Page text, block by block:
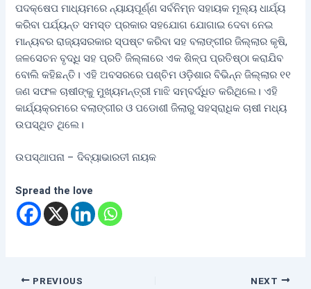
ପଦକ୍ଷେପ ମାଧ୍ୟମରେ ନ୍ୟାୟପୂର୍ଣ୍ଣ ସର୍ବନିମ୍ନ ସହାୟକ ମୂଲ୍ୟ ଧାର୍ଯ୍ୟ
କରିବା ପର୍ଯ୍ୟନ୍ତ ସମସ୍ତ ପ୍ରକାର ସହଯୋଗ ଯୋଗାଇ ଦେବା ନେଇ
ମାନ୍ୟବର ରାଜ୍ୟସରକାର ସ୍ପଷ୍ଟ କରିବା ସହ ବଲାଙ୍ଗୀର ଜିଲ୍ଲାର କୃଷି,
ଜଳସେଚନ ବୃଦ୍ଧି ସହ ପ୍ରତି ଜିଲ୍ଳାରେ ଏକ ଶିଳ୍ପ ପ୍ରତିଷ୍ଠା କରାଯିବ
ବୋଲି କହିଛନ୍ତି। ଏହି ଅବସରରେ ପଶ୍ଚିମ ଓଡ଼ିଶାର ବିଭିନ୍ନ ଜିଲ୍ଲାର ୧୧
ଜଣ ସଫଳ ଚାଷୀଙ୍କୁ ମୁଖ୍ୟମନ୍ତ୍ରୀ ମାଝି ସମ୍ବର୍ଦ୍ଧିତ କରିଥିଲେ। ଏହି
କାର୍ଯ୍ୟକ୍ରମରେ ବଲାଙ୍ଗୀର ଓ ପଡୋଶୀ ଜିଲାରୁ ସହସ୍ରାଧିକ ଚାଷୀ ମଧ୍ୟ
ଉପସ୍ଥିତ ଥିଲେ।
ଉପସ୍ଥାପନା – ଦିବ୍ୟାଭାରତୀ ନାୟକ
Spread the love
PREVIOUS NEXT